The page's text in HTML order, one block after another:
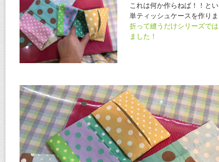
これは何か作らねば！！と
単ティッシュケースを作り
折って縫うだけシリーズで
ました！